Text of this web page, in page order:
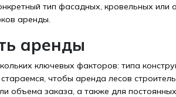
тип фасадных, кровельных
аренды.
аренды
ключевых факторов: типа
чтобы аренда лесов
объема заказа, а также для